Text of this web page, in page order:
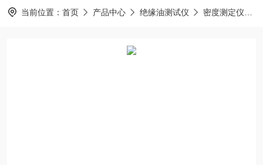
当前位置： 首页 产品中心 绝缘油测试仪 密度测定仪